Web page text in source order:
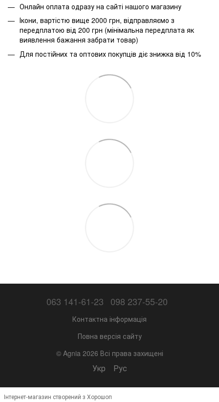
Онлайн оплата одразу на сайті нашого магазину
Ікони, вартістю вище 2000 грн, відправляємо з
передплатою від 200 грн (мінімальна передплата як
виявлення бажання забрати товар)
Для постійних та оптових покупців діє знижка від 10%
063 141-61-23 098 237-55-20
Контактна інформація
Повна версія сайту
© Agnia 2026 Всі права захищені
Укр Рус
Інтернет-магазин створений з Хорошоп